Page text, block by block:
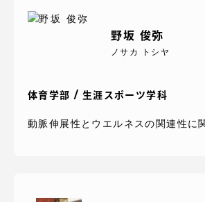
野坂 俊弥
ノサカ トシヤ
体育学部 / 生涯スポーツ学科
動脈伸展性とウエルネスの関連性に